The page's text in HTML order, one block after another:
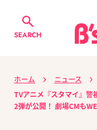
SEARCH
ホーム ニュース
TVアニメ『スタマイ』警
2弾が公開！ 劇場CMも